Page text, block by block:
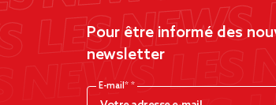
Pour être informé des
newsletter
E-mail*